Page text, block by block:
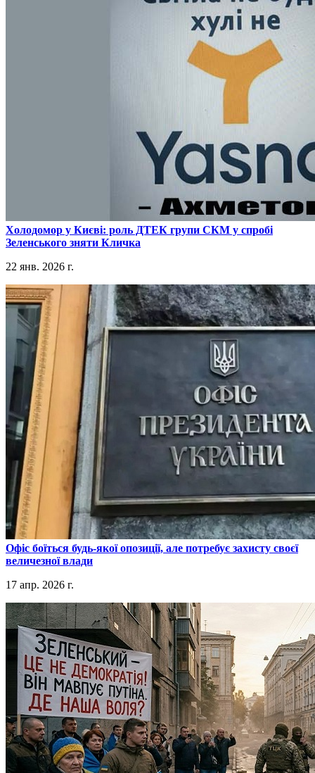
​Холодомор у Києві: роль ДТЕК групи СКМ у спробі
Зеленського зняти Кличка
22 янв. 2026 г.
​Офіс боїться будь-якої опозиції, але потребує захисту своєї
величезної влади
17 апр. 2026 г.